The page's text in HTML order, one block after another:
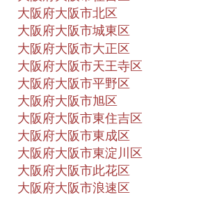
大阪府大阪市北区
大阪府大阪市城東区
大阪府大阪市大正区
大阪府大阪市天王寺区
大阪府大阪市平野区
大阪府大阪市旭区
大阪府大阪市東住吉区
大阪府大阪市東成区
大阪府大阪市東淀川区
大阪府大阪市此花区
大阪府大阪市浪速区